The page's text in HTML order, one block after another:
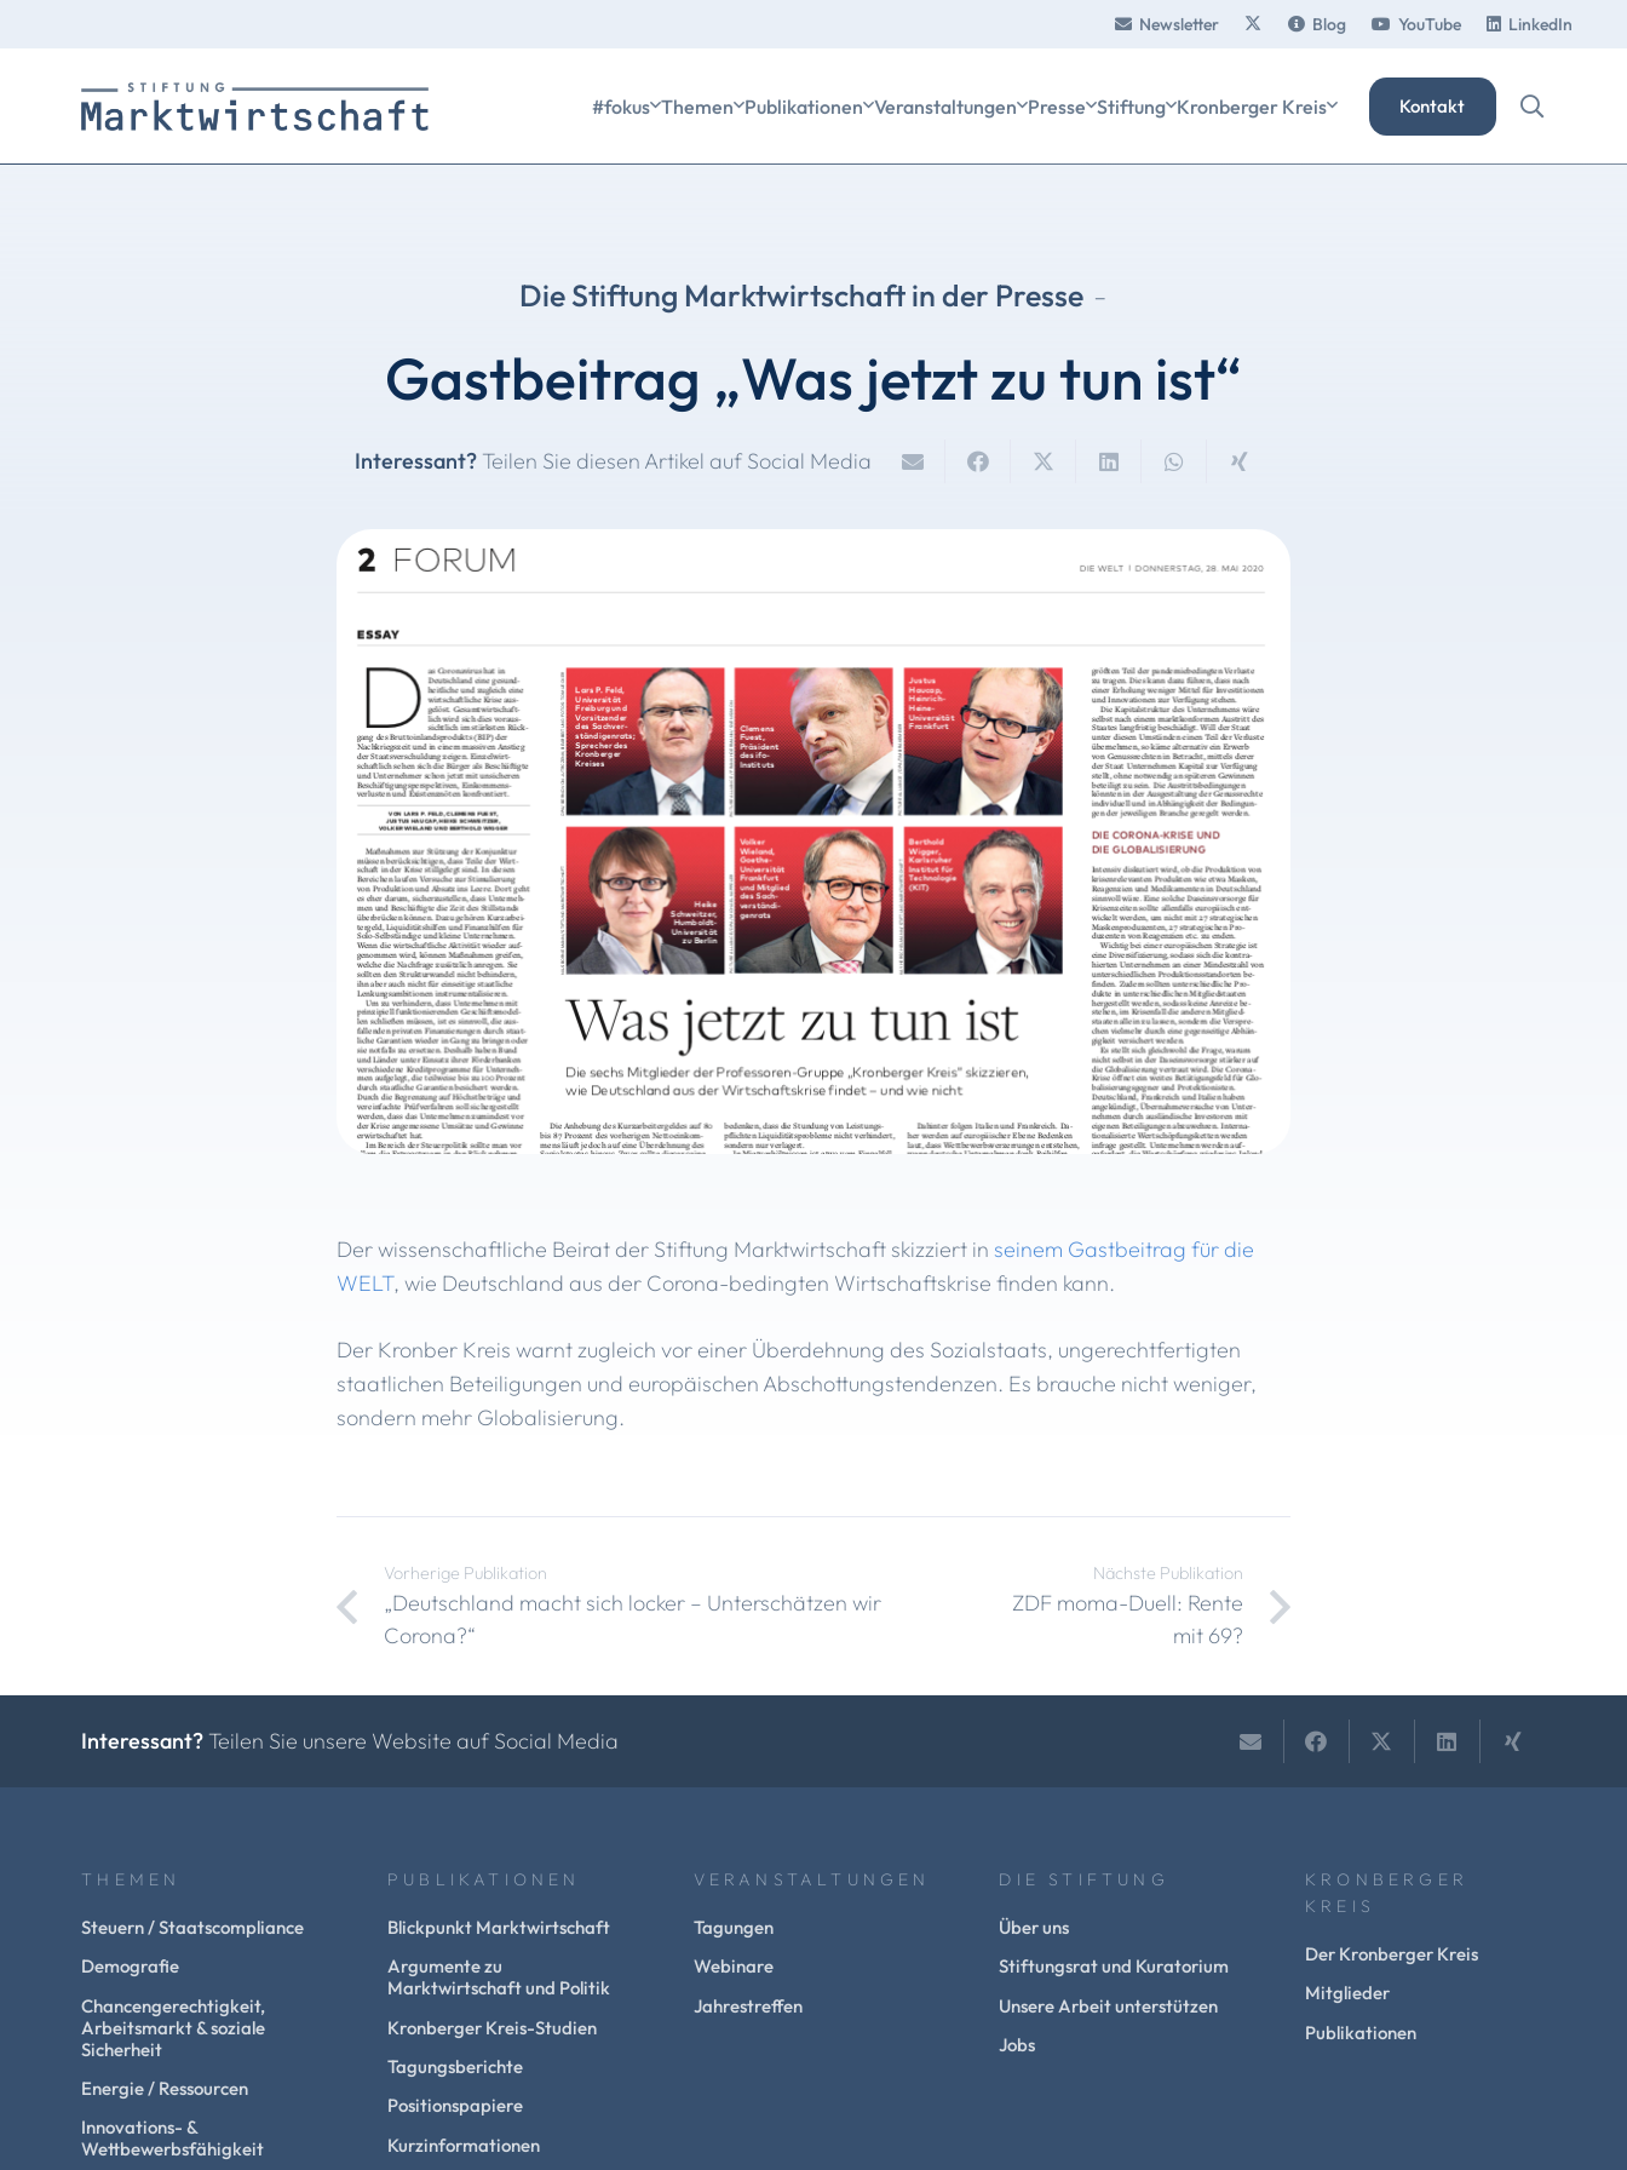
Newsletter Blog YouTube LinkedIn
#fokus Themen Publikationen Veranstaltungen Presse Stiftung Kronberger Kreis Kontakt
Die Stiftung Marktwirtschaft in der Presse -
Gastbeitrag „Was jetzt zu tun ist“
Interessant?Teilen Sie diesen Artikel auf Social Media
Der wissenschaftliche Beirat der Stiftung Marktwirtschaft skizziert in seinem Gastbeitrag für die
WELT, wie Deutschland aus der Corona-bedingten Wirtschaftskrise finden kann.
Der Kronber Kreis warnt zugleich vor einer Überdehnung des Sozialstaats, ungerechtfertigten
staatlichen Beteiligungen und europäischen Abschottungstendenzen. Es brauche nicht weniger,
sondern mehr Globalisierung.
Vorherige Publikation
„Deutschland macht sich locker – Unterschätzen wir
Corona?“
Nächste Publikation
ZDF moma-Duell: Rente
mit 69?
Interessant? Teilen Sie unsere Website auf Social Media
THEMEN
Steuern / Staatscompliance
Demografie
Chancengerechtigkeit,
Arbeitsmarkt & soziale
Sicherheit
Energie / Ressourcen
Innovations- &
Wettbewerbsfähigkeit
PUBLIKATIONEN
Blickpunkt Marktwirtschaft
Argumente zu
Marktwirtschaft und Politik
Kronberger Kreis-Studien
Tagungsberichte
Positionspapiere
Kurzinformationen
VERANSTALTUNGEN
Tagungen
Webinare
Jahrestreffen
DIE STIFTUNG
Über uns
Stiftungsrat und Kuratorium
Unsere Arbeit unterstützen
Jobs
KRONBERGER
KREIS
Der Kronberger Kreis
Mitglieder
Publikationen